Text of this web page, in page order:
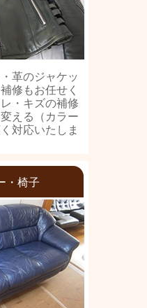
革のジャケッ
修もお任せく
・キズの補修
える（カラー
対応いたしま
・椅子